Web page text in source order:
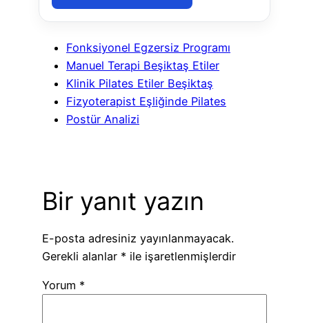
Fonksiyonel Egzersiz Programı
Manuel Terapi Beşiktaş Etiler
Klinik Pilates Etiler Beşiktaş
Fizyoterapist Eşliğinde Pilates
Postür Analizi
Bir yanıt yazın
E-posta adresiniz yayınlanmayacak.
Gerekli alanlar * ile işaretlenmişlerdir
Yorum *